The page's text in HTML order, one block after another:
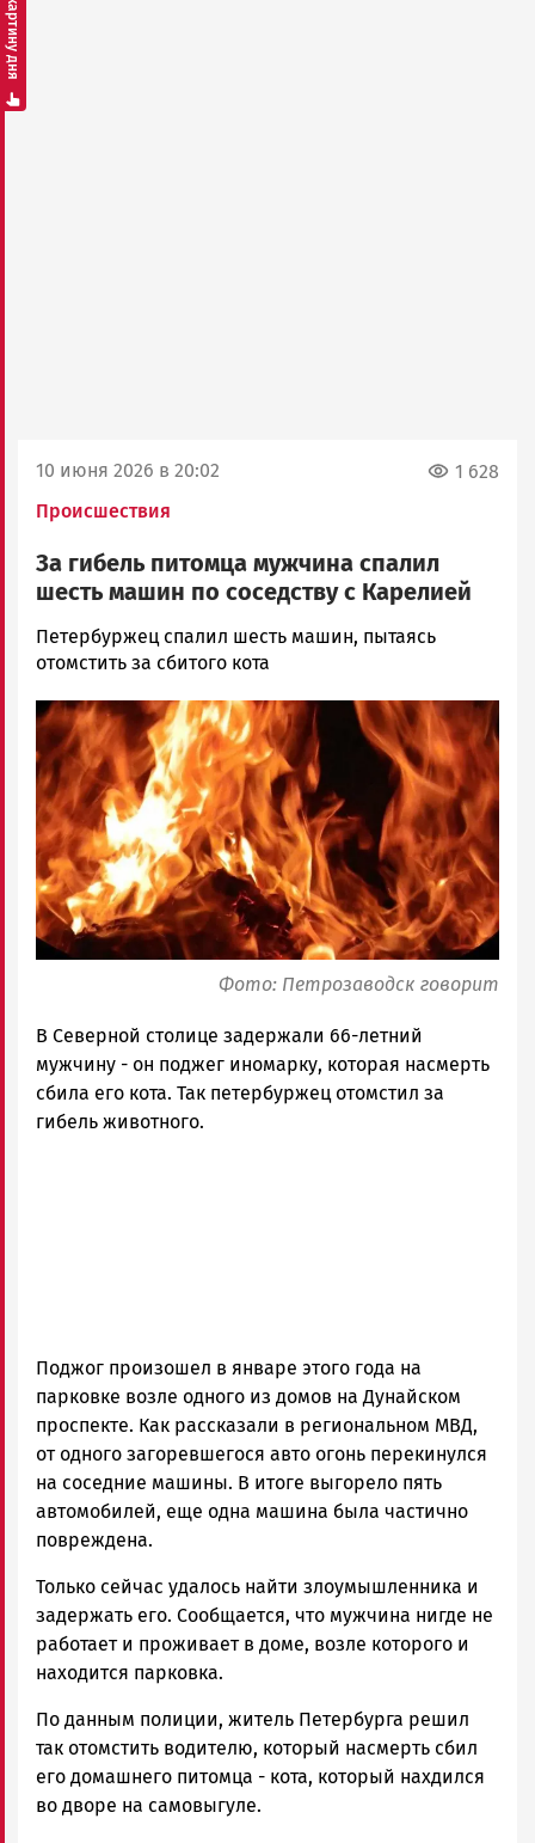
10 июня 2026 в 20:02
Происшествия
1 628
За гибель питомца мужчина спалил
шесть машин по соседству с Карелией
Наталья
Колоко…
Петрозаводска
Карелии
Петрозаводск
ГОВОРИТ
Петербуржец спалил шесть машин, пытаясь
отомстить за сбитого кота
Image
Фото: Петрозаводск говорит
В Северной столице задержали 66-летний
мужчину - он поджег иномарку, которая насмерть
сбила его кота. Так петербуржец отомстил за
гибель животного.
Поджог произошел в январе этого года на
парковке возле одного из домов на Дунайском
проспекте. Как рассказали в региональном МВД,
от одного загоревшегося авто огонь перекинулся
на соседние машины. В итоге выгорело пять
автомобилей, еще одна машина была частично
повреждена.
Только сейчас удалось найти злоумышленника и
задержать его. Сообщается, что мужчина нигде не
работает и проживает в доме, возле которого и
находится парковка.
По данным полиции, житель Петербурга решил
так отомстить водителю, который насмерть сбил
его домашнего питомца - кота, который нахдился
во дворе на самовыгуле.